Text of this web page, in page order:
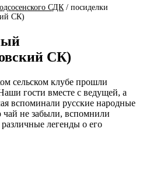
СДК / посиделки
СК)
СК)
сельском клубе прошли
гости вместе с ведущей, а
вспоминали русские народные
не забыли, вспомнили
легенды о его